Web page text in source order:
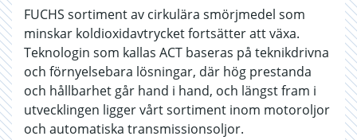
FUCHS sortiment av cirkulära smörjmedel som
minskar koldioxidavtrycket fortsätter att växa.
Teknologin som kallas ACT baseras på teknikdrivna
och förnyelsebara lösningar, där hög prestanda
och hållbarhet går hand i hand, och längst fram i
utvecklingen ligger vårt sortiment inom motoroljor
och automatiska transmissionsoljor.